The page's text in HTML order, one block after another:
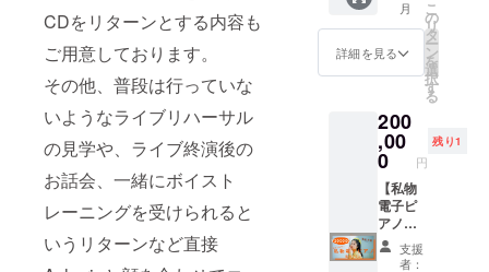
CDをリターンとする内容も
ご用意しております。
その他、普段は行っていな
いようなライブリハーサル
の見学や、ライブ終演後の
お話会、一緒にボイスト
レーニングを受けられると
いうリターンなど直接
後、物
販ス
ペース
す。
（10
月）
どちら
もアー
ト紙) ⑤
オリジ
ナルラ
ンド (画
像参
照・サ
イズ：
タテ21
ミリ×ヨ
コ208ミ
リ・素
材：ポ
ター(エ
レアコ
J-45)を
サイン
を書い
りしま
す。 ※
郵送の
み。送
料はこ
ちらで
負担し
ます。
Acherie
めに歌
いに行
きま
す。
Acherie
たのイ
ベント
へ出張
をして
歌わせ
ていた
だきま
す！ ・
誕生日
月
詳細を見る
こ
の
リ
タ
ー
ン
を
選
択
す
る
200
,00
0 円
残り1
【私物
電子ピ
アノ提
供プラ
ン】 リ支援
者：